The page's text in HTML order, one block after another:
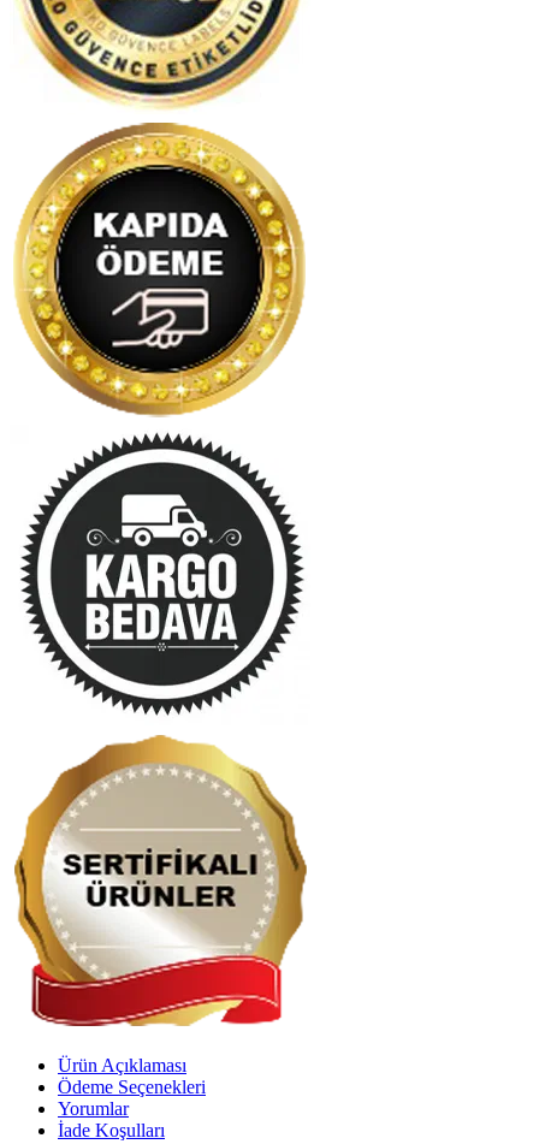
Ürün Açıklaması
Ödeme Seçenekleri
Yorumlar
İade Koşulları